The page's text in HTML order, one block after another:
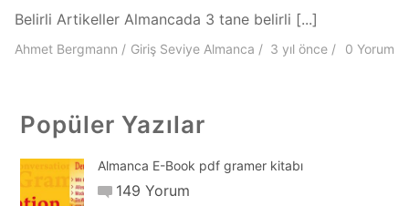
Belirli Artikeller Almancada 3 tane belirli [...]
Ahmet Bergmann Giriş Seviye Almanca 3 yıl önce 0 Yorum
Popüler Yazılar
Almanca E-Book pdf gramer kitabı
149 Yorum